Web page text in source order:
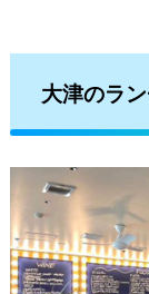
大津のラ